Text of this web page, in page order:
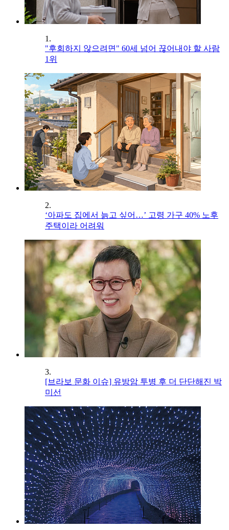
1.
"후회하지 않으려면" 60세 넘어 끊어내야 할 사람
1위
2.
‘아파도 집에서 늙고 싶어…’ 고령 가구 40% 노후
주택이라 어려워
3.
[브라보 문화 이슈] 유방암 투병 후 더 단단해진 박
미선